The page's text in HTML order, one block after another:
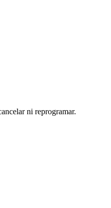
ni reprogramar.